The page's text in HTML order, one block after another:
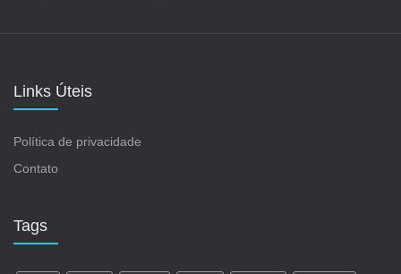
Links Úteis
Política de privacidade
Contato
Tags